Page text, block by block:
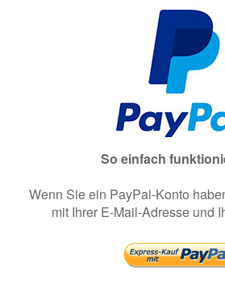
So einfach
Wenn Sie ein PayPal-Konto
mit Ihrer E-Mail-Adresse und